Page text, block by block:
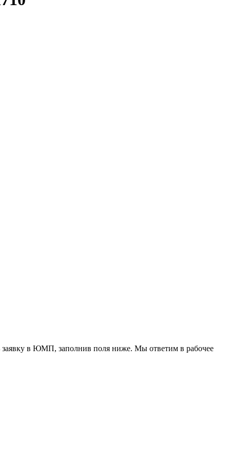
в ЮМП, заполнив поля ниже. Mы ответим в рабочее